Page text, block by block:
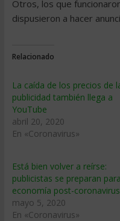
Otros, los que
dispusieron a hacer
Relacionado
La caída de los precios de
publicidad también llega a
YouTube
abril 20, 2020
En «Coronavirus»
Está bien volver a reírse:
publicistas se preparan para
economía post-coronavirus
mayo 5, 2020
En «Coronavirus»